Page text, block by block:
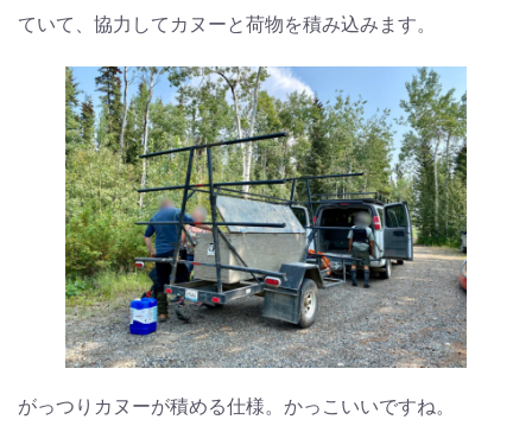
ていて、協力してカヌーと荷物を積み込みます。
がっつりカヌーが積める仕様。かっこいいですね。